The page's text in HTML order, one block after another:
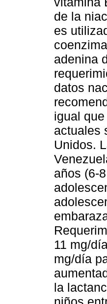
de la
es
adenina
datos
igual
actuales
Unidos.
años (6-
11 mg/
mg/día
la